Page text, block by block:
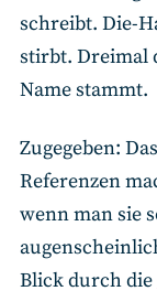
schreibt. Die-
stirbt. Dreimal
Name stammt.
Zugegeben:
Referenzen
wenn man sie
Blick durch die